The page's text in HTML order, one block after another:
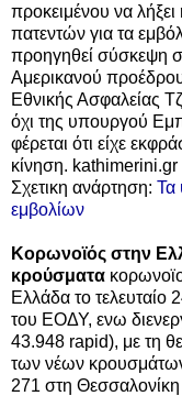
προκειμένου να
πατεντών για τα
προηγηθεί σύσκεψη
Αμερικανού
Εθνικής Ασφαλείας
όχι της υπουργού
φέρεται ότι είχε
κίνηση. kathimerini.gr
Σχετικη ανάρτηση: Τα
εμβολίων
Κορωνοϊός στην
κρούσματα
Ελλάδα το
του ΕΟΔΥ, ενω
43.948 rapid), με τη
των νέων
271 στη Θεσσαλονίκη